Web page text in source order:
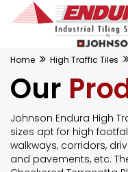
Home High Traffic Tiles
Our
Johnson Endura High
sizes apt for high
walkways, corridors,
and pavements, etc.